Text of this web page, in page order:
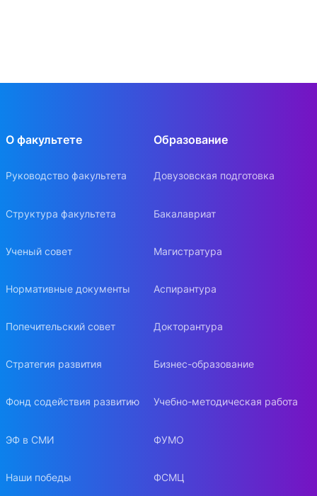
О факультете
Руководство факультета
Структура факультета
Ученый совет
Нормативные документы
Попечительский совет
Стратегия развития
Фонд содействия развитию
ЭФ в СМИ
Наши победы
Образование
Довузовская подготовка
Бакалавриат
Магистратура
Аспирантура
Докторантура
Бизнес-образование
Учебно-методическая работа
ФУМО
ФСМЦ